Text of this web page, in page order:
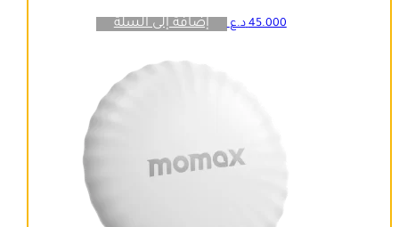
45.000 د.ع إضافة إلى السلة